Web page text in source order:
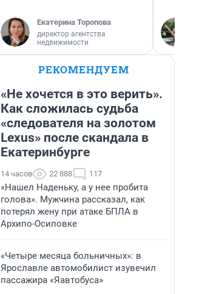
Екатерина Торопова
директор агентства
недвижимости
РЕКОМЕНДУЕМ
«Не хочется в это верить».
Как сложилась судьба
«следователя на золотом
Lexus» после скандала в
Екатеринбурге
14 часов 22 888 117
«Нашел Наденьку, а у нее пробита
голова». Мужчина рассказал, как
потерял жену при атаке БПЛА в
Архипо-Осиповке
«Четыре месяца больничных»: в
Ярославле автомобилист изувечил
пассажира «Яавтобуса»